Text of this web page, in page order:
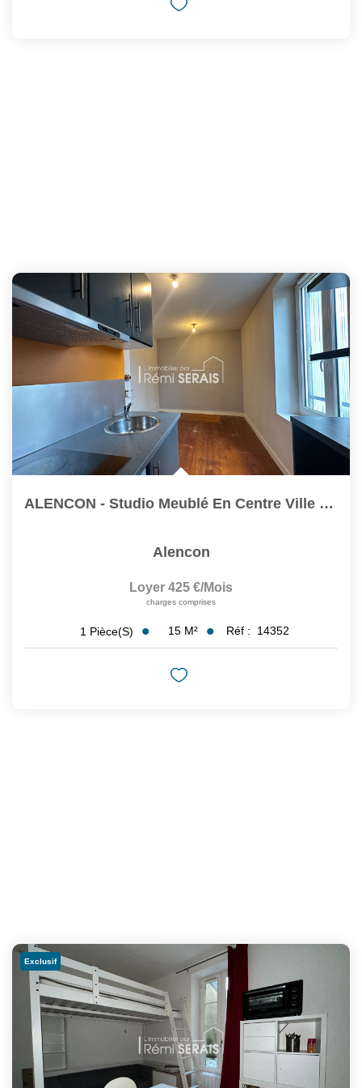
ALENCON - Studio Meublé En Centre Ville 1 Pièce De 15 M2
Alencon
Loyer 425 €/mois
charges comprises
1 Pièce(s) 15 M² Réf : 14352
Exclusif